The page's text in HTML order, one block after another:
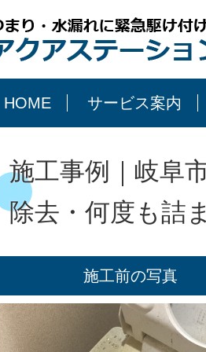
HOME サービス案内
施工事例｜岐阜
除去・何度も詰
施工前の写真